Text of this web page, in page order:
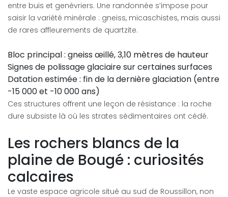
entre buis et genévriers. Une randonnée s’impose pour
saisir la variété minérale : gneiss, micaschistes, mais aussi
de rares affleurements de quartzite.
Bloc principal : gneiss œillé, 3,10 mètres de hauteur
Signes de polissage glaciaire sur certaines surfaces
Datation estimée : fin de la dernière glaciation (entre
-15 000 et -10 000 ans)
Ces structures offrent une leçon de résistance : la roche
dure subsiste là où les strates sédimentaires ont cédé.
Les rochers blancs de la
plaine de Bougé : curiosités
calcaires
Le vaste espace agricole situé au sud de Roussillon, non